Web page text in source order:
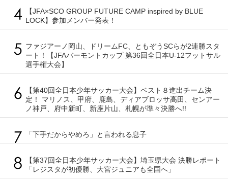
【JFA×SCO GROUP FUTURE CAMP inspired by BLUE
LOCK】参加メンバー発表！
ファジアーノ岡山、ドリームFC、ともぞうSCらが2連勝スタ
ート！【JFAバーモントカップ 第36回全日本U-12フットサル
選手権大会】
【第40回全日本少年サッカー大会】ベスト８進出チーム決
定！ マリノス、甲府、鹿島、ディアブロッサ高田、センアー
ノ神戸、府中新町、新座片山、札幌が準々決勝へ!!
「下手だからやめろ」と言われる息子
【第37回全日本少年サッカー大会】埼玉県大会 決勝レポート
「レジスタが初優勝、大宮ジュニアも全国へ」